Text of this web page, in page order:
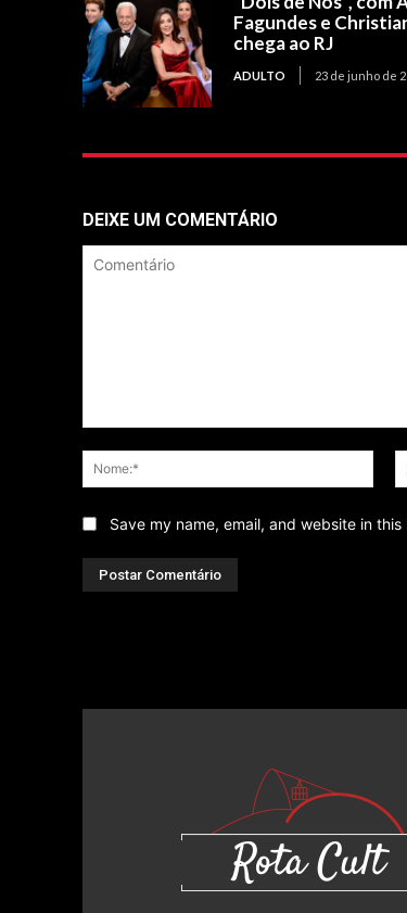
Fagundes e
chega ao RJ
ADULTO 23 de junho de
DEIXE UM COMENTÁRIO
Save my name, email, and website in